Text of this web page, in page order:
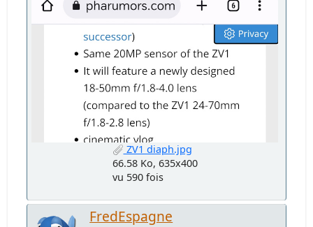
ZV1 diaph.jpg
66.58 Ko, 635x400
vu 590 fois
FredEspagne